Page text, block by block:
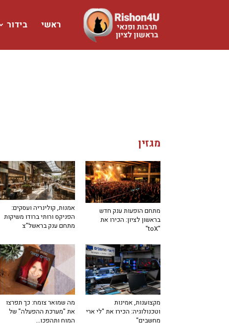
www.rishon4u.co.il
ראשי בידור
מגזין
אמנות, קולינריה ועסקים:
הפניקס ורותי ברודו משיקות
מתחם ענק בראשל"צ
מתחם הופעות ענק חדש
בראשון לציון: הכירו את
"toX"
מה שמואר צומח: כך תפרצו
את "מערכת ההפעלה" של
המוח ותהפכו...
מקצוענות, אמינות
וטכנולוגיה: הכירו את "לי ארי
מחשבים"